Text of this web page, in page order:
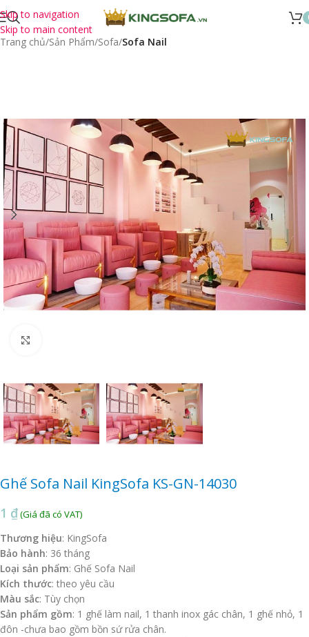
Skip to navigation
Skip to main content
Trang chủ Sản Phẩm Sofa Sofa Nail
Ghế Sofa Nail KingSofa KS-GN-14030
1 ₫
Thương hiệu: KingSofa
Bảo hành: 36 tháng
Loại sản phẩm: Ghế Sofa Nail
Kích thước: theo yêu cầu
Màu sắc: Tùy chọn
Sản phẩm gồm: 1 ghế làm nail, 1 thanh inox gác chân, 1 ghế nhỏ, 1
đôn -chưa bao gồm bồn sứ rửa chân.